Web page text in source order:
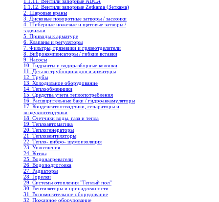
1.1.12. Вентили запорные Zetkama (Зеткама)
2. Шаровые краны
3. Дисковые поворотные затворы / заслонки
4. Шиберные ножевые и щитовые затворы /
задвижки
5. Приводы к арматуре
6. Клапаны и регуляторы
7. Фильтры, грязевики и грязеотделители
8. Виброкомпенсаторы / гибкие вставки
9. Насосы
10. Гидранты и водоразборные колонки
11. Детали трубопроводов и арматуры
12. Трубы
13. Холодильное oборудование
14. Теплообменники
15. Средства учета теплопотребления
16. Расширительные баки / гидроаккамуляторы
17. Конденсатоотводчики, сепараторы и
воздухоотводчики
18. Счетчики воды, газа и тепла
19. Теплоавтоматика
20. Теплогенераторы
21. Тепловентиляторы
22. Тепло- вибро- шумоизоляция
23. Уплотнения
24. Котлы
25. Водонагреватели
26. Водоподготовка
27. Радиаторы
28. Горелки
29. Системы отопления "Теплый пол"
30. Вентиляторы и принадлежности
31. Вспомогательное оборудование
32. Пожарное оборудование